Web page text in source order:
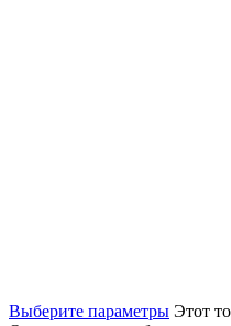
Выберите параметры Этот